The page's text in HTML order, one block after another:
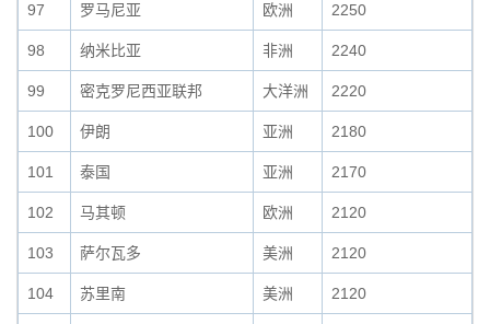
97 罗马尼亚 欧洲 2250
98 纳米比亚 非洲 2240
99 密克罗尼西亚联邦 大洋洲 2220
100 伊朗 亚洲 2180
101 泰国 亚洲 2170
102 马其顿 欧洲 2120
103 萨尔瓦多 美洲 2120
104 苏里南 美洲 2120